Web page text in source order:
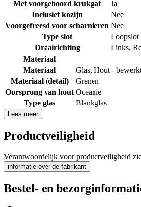
Met voorgeboord krukgat
Ja
Inclusief kozijn
Nee
Voorgefreesd voor scharnieren Nee
Type slot
Loopslot
Draairichting
Links,
Materiaal
Materiaal
Glas, Hout - bewerkt
Materiaal (detail)
Grenen
Oorsprong van hout Oceanië
Type glas
Blankglas
Lees meer
Productveiligheid
Verantwoordelijk voor productveiligheid zie
informatie over de fabrikant
Bestel- en